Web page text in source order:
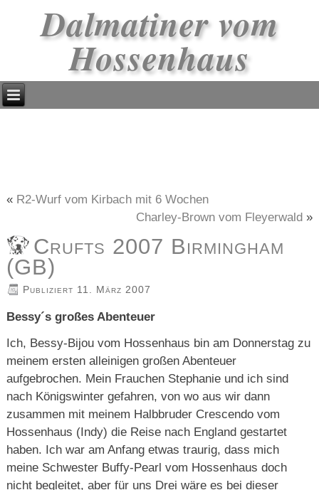
Dalmatiner vom
Hossenhaus
« R2-Wurf vom Kirbach mit 6 Wochen
Charley-Brown vom Fleyerwald»
Crufts 2007 Birmingham
(GB)
Publiziert 11. März 2007
Bessy´s großes Abenteuer
Ich, Bessy-Bijou vom Hossenhaus bin am Donnerstag zu
meinem ersten alleinigen großen Abenteuer
aufgebrochen. Mein Frauchen Stephanie und ich sind
nach Königswinter gefahren, von wo aus wir dann
zusammen mit meinem Halbbruder Crescendo vom
Hossenhaus (Indy) die Reise nach England gestartet
haben. Ich war am Anfang etwas traurig, dass mich
meine Schwester Buffy-Pearl vom Hossenhaus doch
nicht begleitet, aber für uns Drei wäre es bei dieser